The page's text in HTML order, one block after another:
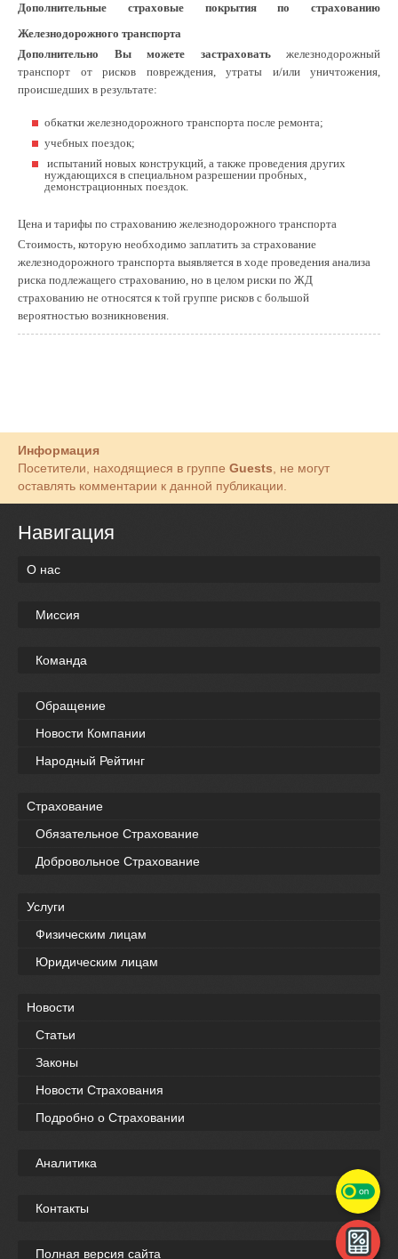
Дополнительные страховые покрытия по страхованию
Железнодорожного транспорта
Дополнительно Вы можете застраховатьжелезнодорожный
транспорт от рисков повреждения, утраты и/или уничтожения,
происшедших в результате:
обкатки железнодорожного транспорта после ремонта;
учебных поездок;
испытаний новых конструкций, а также проведения других
нуждающихся в специальном разрешении пробных,
демонстрационных поездок.
Цена и тарифы по страхованию железнодорожного транспорта
Стоимость, которую необходимо заплатить за страхование
железнодорожного транспорта выявляется в ходе проведения анализа
риска подлежащего страхованию, но в целом риски по ЖД
страхованию не относятся к той группе рисков с большой
вероятностью возникновения.
Информация
Посетители, находящиеся в группе Guests , не могут
оставлять комментарии к данной публикации.
Навигация
О нас
Миссия
Команда
Обращение
Новости Компании
Народный Рейтинг
Страхование
Обязательное Страхование
Добровольное Страхование
Услуги
Физическим лицам
Юридическим лицам
Новости
Статьи
Законы
Новости Страхования
Подробно о Страховании
Аналитика
Контакты
Полная версия сайта